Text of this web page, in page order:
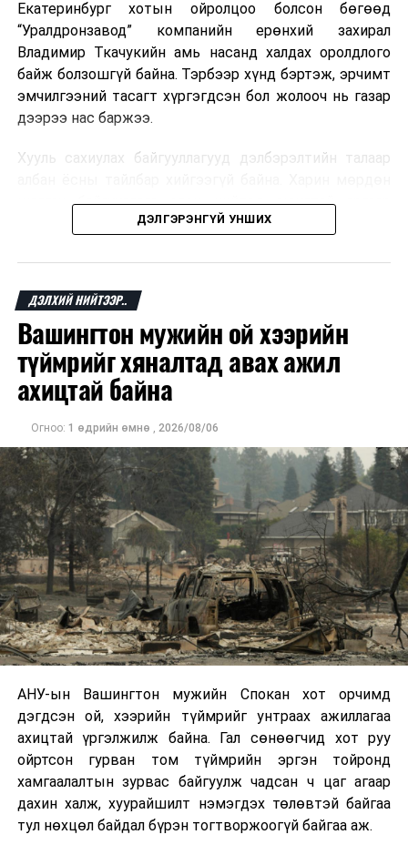
Екатеринбург хотын ойролцоо болсон бөгөөд
“Уралдронзавод” компанийн ерөнхий захирал
Владимир Ткачукийн амь насанд халдах оролдлого
байж болзошгүй байна. Тэрбээр хүнд бэртэж, эрчимт
эмчилгээний тасагт хүргэгдсэн бол жолооч нь газар
дээрээ нас баржээ.
Хууль сахиулах байгууллагууд дэлбэрэлтийн талаар
шалгах байгууллага олон нийтэд аюултай аргаар
хүний амь насанд халдахыг завдсан гэх үндэслэлээр
мэдээлжээ.
“Уралдронзавод” компани 2023 онд Екатеринбург
хотод байгуулагдсан бөгөөд нисгэгчгүй нисэх
төхөөрөмж үйлдвэрлэдэг аж. Тус компанийн 2025
оны орлого 6.2 тэрбум рубль, цэвэр ашиг нь 1.9
тэрбум рубльд хүрсэн гэж РБК мэдээлсэн байна.
Одоогоор дэлбэрэлтийн шалтгаан, хэрэгт холбоотой
этгээдүүдийн талаар дэлгэрэнгүй мэдээлэл гараагүй
байна.
ДЭЛГЭРЭНГҮЙ УНШИХ
ДЭЛХИЙ НИЙТЭЭР..
Вашингтон мужийн ой хээрийн
түймрийг хяналтад авах ажил
ахицтай байна
Огноо: 1 өдрийн өмнө 2026/08/06
АНУ-ын Вашингтон мужийн Спокан хот орчимд
дэгдсэн ой, хээрийн түймрийг унтраах ажиллагаа
ахицтай үргэлжилж байна. Гал сөнөөгчид хот руу
ойртсон гурван том түймрийн эргэн тойронд
хамгаалалтын зурвас байгуулж чадсан ч цаг агаар
дахин халж, хуурайшилт нэмэгдэх төлөвтэй байгаа
тул нөхцөл байдал бүрэн тогтворжоогүй байгаа аж.